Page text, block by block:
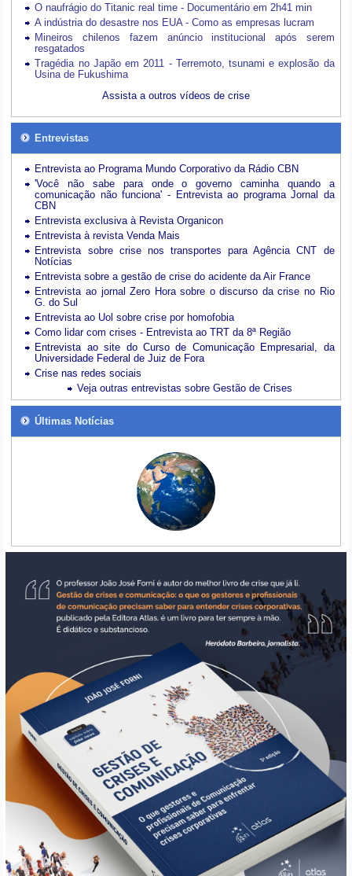
O naufrágio do Titanic real time - Documentário em 2h41 min
A indústria do desastre nos EUA - Como as empresas lucram
Mineiros chilenos fazem anúncio institucional após serem
resgatados
Tragédia no Japão em 2011 - Terremoto, tsunami e explosão da
Usina de Fukushima
Assista a outros vídeos de crise
Entrevistas
Entrevista ao Programa Mundo Corporativo da Rádio CBN
'Você não sabe para onde o governo caminha quando a
comunicação não funciona' - Entrevista ao programa Jornal da
CBN
Entrevista exclusiva à Revista Organicon
Entrevista à revista Venda Mais
Entrevista sobre crise nos transportes para Agência CNT de
Notícias
Entrevista sobre a gestão de crise do acidente da Air France
Entrevista ao jornal Zero Hora sobre o discurso da crise no Rio
G. do Sul
Entrevista ao Uol sobre crise por homofobia
Como lidar com crises - Entrevista ao TRT da 8ª Região
Entrevista ao site do Curso de Comunicação Empresarial, da
Universidade Federal de Juiz de Fora
Crise nas redes sociais
Veja outras entrevistas sobre Gestão de Crises
Últimas Notícias